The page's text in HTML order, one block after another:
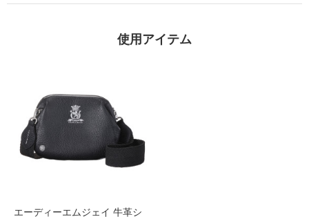
使用アイテム
エーディーエムジェイ 牛革シ